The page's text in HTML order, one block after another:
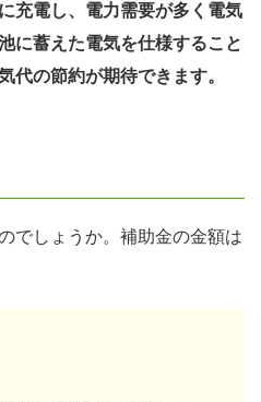
充電し、電力需要が多く電気
に蓄えた電気を仕様すること
代の節約が期待できます。
でしょうか。補助金の金額は